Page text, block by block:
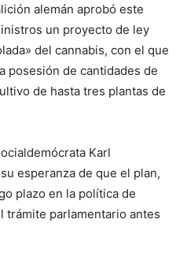
alemán aprobó este
un proyecto de ley
del cannabis, con el que
posesión de cantidades de
de hasta tres plantas de
Karl
esperanza de que el plan,
plazo en la política de
trámite parlamentario antes